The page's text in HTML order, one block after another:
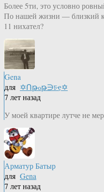
Более 5ти, это условно
По нашей жизни — близкий
11 нихател?
Gena
для ✡Ոթℴթ∋চҿ✡
7 лет назад
У моей квартире лутче не
Арматур Батыр
для Gena
7 лет назад